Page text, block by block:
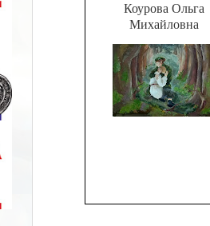
Коурова Ольга
Михайловна